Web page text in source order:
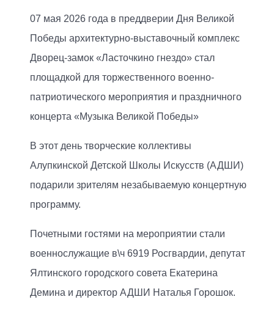
07 мая 2026 года в преддверии Дня Великой
Победы архитектурно-выставочный комплекс
Дворец-замок «Ласточкино гнездо» стал
площадкой для торжественного военно-
патриотического мероприятия и праздничного
концерта «Музыка Великой Победы»
В этот день творческие коллективы
Алупкинской Детской Школы Искусств (АДШИ)
подарили зрителям незабываемую концертную
программу.
Почетными гостями на мероприятии стали
военнослужащие в\ч 6919 Росгвардии, депутат
Ялтинского городского совета Екатерина
Демина и директор АДШИ Наталья Горошок.